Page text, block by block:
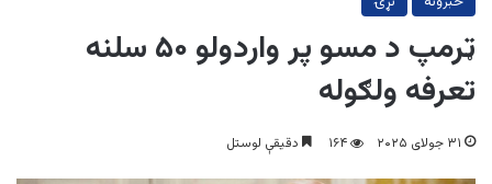
ټرمپ د مسو پر واردولو ۵۰ سلنه
تعرفه ولګوله
۳۱ جولای ۲۰۲۵ ۱۶۴ دقیقې لوستل